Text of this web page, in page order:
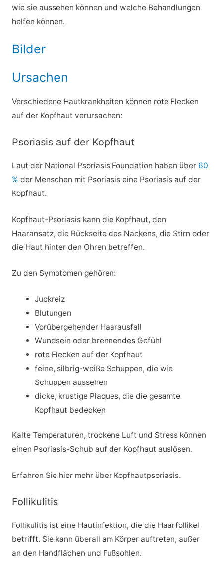
wie sie aussehen können und welche Behandlungen
helfen können.
Bilder
Ursachen
Verschiedene Hautkrankheiten können rote Flecken
auf der Kopfhaut verursachen:
Psoriasis auf der Kopfhaut
Laut der National Psoriasis Foundation haben über 60
% der Menschen mit Psoriasis eine Psoriasis auf der
Kopfhaut.
Kopfhaut-Psoriasis kann die Kopfhaut, den
Haaransatz, die Rückseite des Nackens, die Stirn oder
die Haut hinter den Ohren betreffen.
Zu den Symptomen gehören:
Juckreiz
Blutungen
Vorübergehender Haarausfall
Wundsein oder brennendes Gefühl
rote Flecken auf der Kopfhaut
feine, silbrig-weiße Schuppen, die wie
Schuppen aussehen
dicke, krustige Plaques, die die gesamte
Kopfhaut bedecken
Kalte Temperaturen, trockene Luft und Stress können
einen Psoriasis-Schub auf der Kopfhaut auslösen.
Erfahren Sie hier mehr über Kopfhautpsoriasis.
Follikulitis
Follikulitis ist eine Hautinfektion, die die Haarfollikel
betrifft. Sie kann überall am Körper auftreten, außer
an den Handflächen und Fußsohlen.